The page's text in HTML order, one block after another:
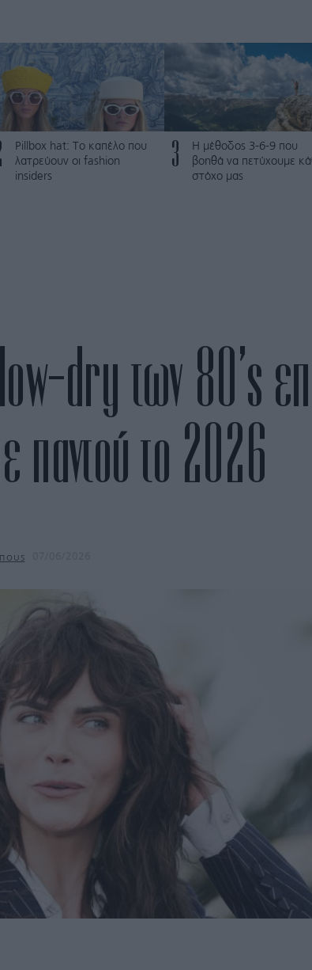
Pillbox hat: Το καπέλο που
λατρεύουν οι fashion
insiders
3
Η μέθοδος 3-6-9 που
βοηθά να πετύχουμε
στόχο μας
dry των 80’s
παντού το 2026